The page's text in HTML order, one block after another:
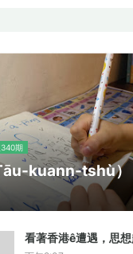
340期
kuann-tshù）
看著香港ê遭遇，思想